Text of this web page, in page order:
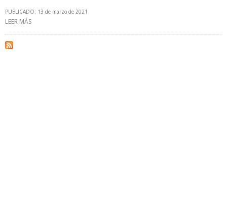
PUBLICADO: 13 de marzo de 2021
LEER MÁS